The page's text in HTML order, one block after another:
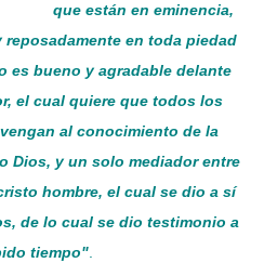
que están en eminencia,
en toda piedad
es bueno y agradable delante
el cual quiere que todos los
al conocimiento de la
Dios, y un solo mediador entre
hombre, el cual se dio a sí
de lo cual se dio testimonio a
tiempo".